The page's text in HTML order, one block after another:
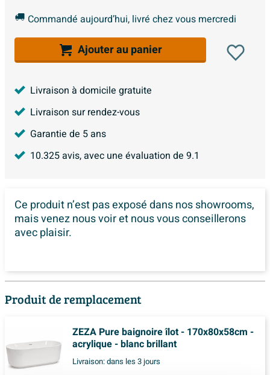
Commandé aujourd’hui, livré chez vous mercredi
Ajouter au panier
Livraison à domicile gratuite
Livraison sur rendez-vous
Garantie de 5 ans
10.325avis, avec une évaluation de 9.1
Ce produit n’est pas exposé dansnos showrooms,
mais venez nous voir et nous vous conseillerons
avec plaisir.
Produit de remplacement
ZEZA Pure baignoire îlot - 170x80x58cm -
acrylique - blanc brillant
Livraison:dans les 3 jours